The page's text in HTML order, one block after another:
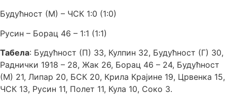
Будућност (М) – ЧСК 1:0 (1:0)
Русин – Борац 46 – 1:1 (1:1)
Табела: Будућност (П) 33, Кулпин 32, Будућност (Г) 30,
Раднички 1918 – 28, Жак 26, Борац 46 – 24, Будућност
(М) 21, Липар 20, БСК 20, Крила Крајине 19, Црвенка 15,
ЧСК 13, Русин 11, Полет 11, Кула 10, Соко 3.